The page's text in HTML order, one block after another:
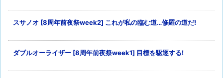
スサノオ [8周年前夜祭week2] これが私の臨む道…修羅の道だ!
ダブルオーライザー [8周年前夜祭week1] 目標を駆逐する!